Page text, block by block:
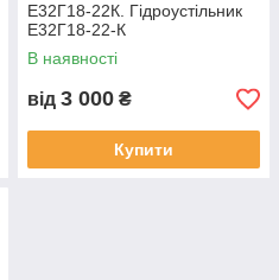
Е32Г18-22К. Гідроустільник
Е32Г18-22-К
В наявності
від 3 000 ₴
Купити